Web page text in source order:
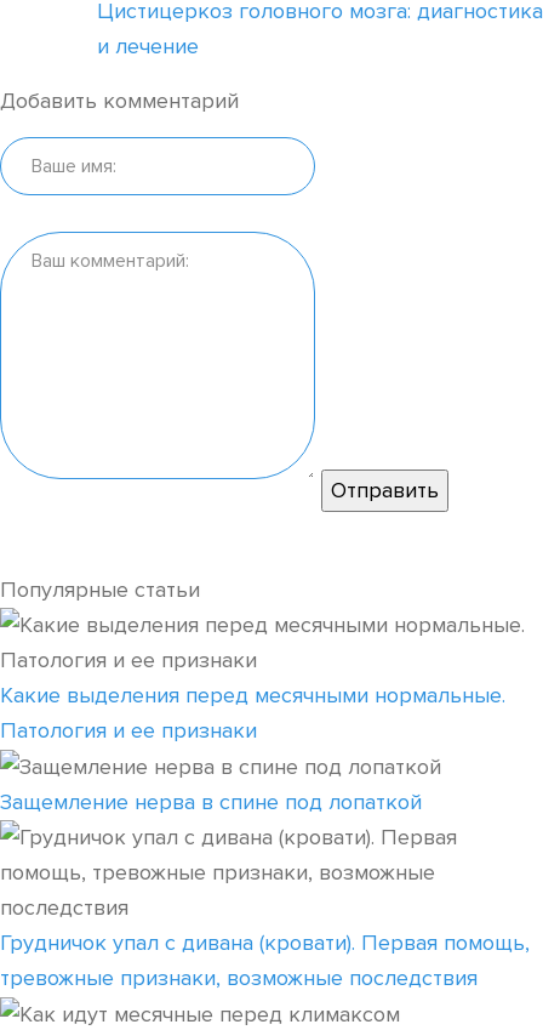
Цистицеркоз головного мозга: диагностика
и лечение
Добавить комментарий
Популярные статьи
Какие выделения перед месячными нормальные.
Патология и ее признаки
Защемление нерва в спине под лопаткой
Грудничок упал с дивана (кровати). Первая помощь,
тревожные признаки, возможные последствия